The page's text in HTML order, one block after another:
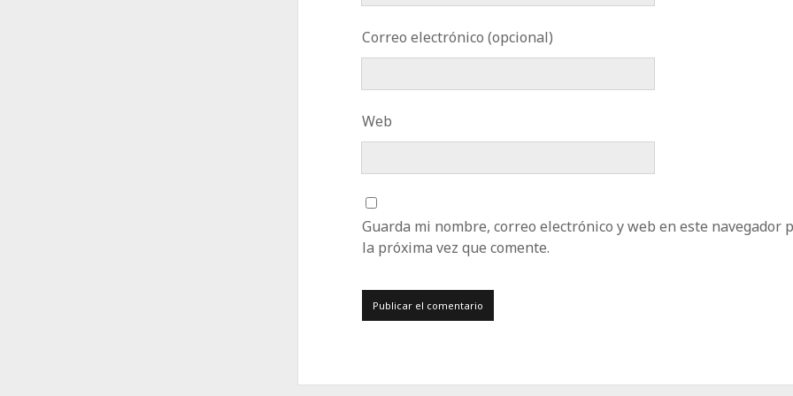
Correo electrónico (opcional)
Web
Guarda mi nombre, correo electrónico y web en este navegador
la próxima vez que comente.